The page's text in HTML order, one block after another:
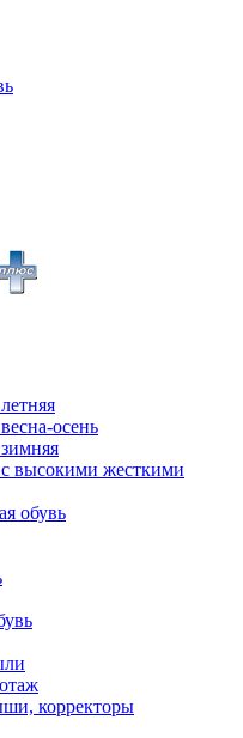
осень
с высокими жесткими
обувь
корректоры